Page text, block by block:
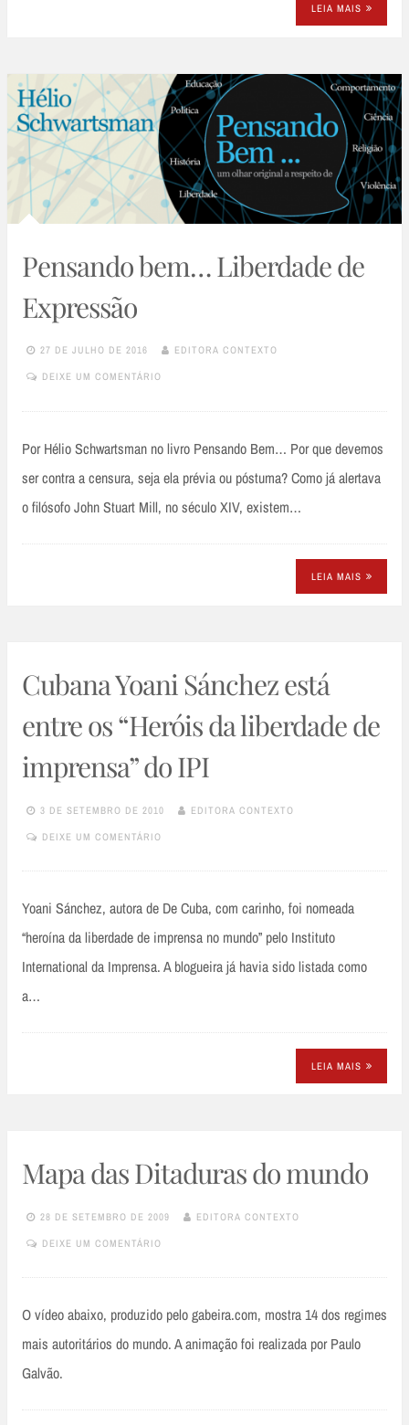
LEIA MAIS
Pensando bem… Liberdade de
Expressão
27 DE JULHO DE 2016 EDITORA CONTEXTO
DEIXE UM COMENTÁRIO
Por Hélio Schwartsman no livro Pensando Bem… Por que devemos
ser contra a censura, seja ela prévia ou póstuma? Como já alertava
o filósofo John Stuart Mill, no século XIV, existem…
LEIA MAIS
Cubana Yoani Sánchez está
entre os “Heróis da liberdade de
imprensa” do IPI
3 DE SETEMBRO DE 2010 EDITORA CONTEXTO
DEIXE UM COMENTÁRIO
Yoani Sánchez, autora de De Cuba, com carinho, foi nomeada
“heroína da liberdade de imprensa no mundo” pelo Instituto
International da Imprensa. A blogueira já havia sido listada como
a…
LEIA MAIS
Mapa das Ditaduras do mundo
28 DE SETEMBRO DE 2009 EDITORA CONTEXTO
DEIXE UM COMENTÁRIO
O vídeo abaixo, produzido pelo gabeira.com, mostra 14 dos regimes
mais autoritários do mundo. A animação foi realizada por Paulo
Galvão.